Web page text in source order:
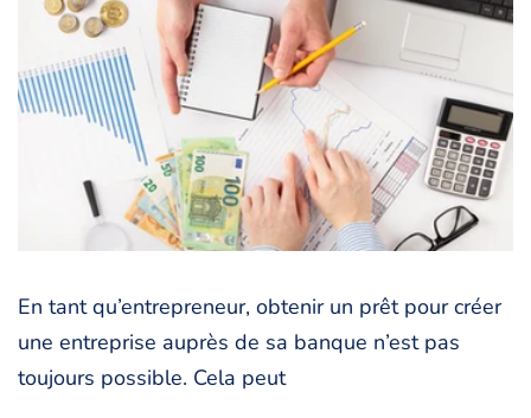
En tant qu’entrepreneur, obtenir un prêt pour créer
une entreprise auprès de sa banque n’est pas
toujours possible. Cela peut